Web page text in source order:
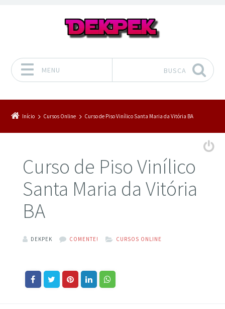
MENU BUSCA
Início Cursos Online Curso de Piso Vinílico Santa Maria da Vitória BA
Curso de Piso Vinílico
Santa Maria da Vitória
BA
DEKPEK COMENTE! CURSOS ONLINE